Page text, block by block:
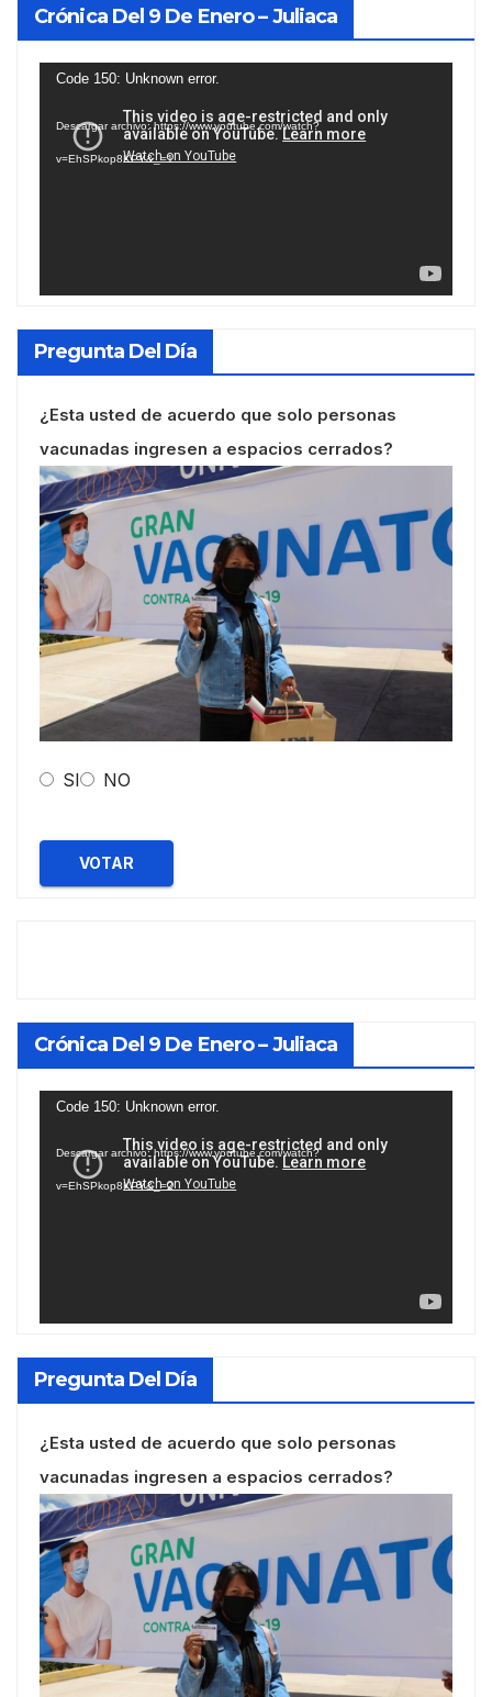
Crónica Del 9 De Enero – Juliaca
Reproductor
vídeo
Code 150: Unknown error.
Descargar archivo: https://www.youtube.com/watch?
v=EhSPkop8KPY&_=1
Pregunta Del Día
¿Esta usted de acuerdo que solo personas
vacunadas ingresen a espacios cerrados?
SI NO
VOTAR
Crónica Del 9 De Enero – Juliaca
Reproductor
vídeo
Code 150: Unknown error.
Descargar archivo: https://www.youtube.com/watch?
v=EhSPkop8KPY&_=2
Pregunta Del Día
¿Esta usted de acuerdo que solo personas
vacunadas ingresen a espacios cerrados?